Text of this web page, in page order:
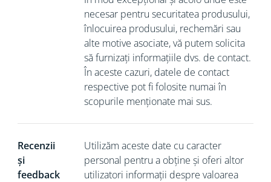
necesar pentru securitatea produsului,
înlocuirea produsului, rechemări sau
alte motive asociate, vă putem solicita
săfurnizați informațiile dvs. de contact.
În aceste cazuri, datele de contact
respective pot fi folosite numai în
scopurile menționate mai sus.
Recenzii
și
feedback
Utilizăm aceste date cu caracter
personal pentru a obține și oferi altor
utilizatori informații despre valoarea